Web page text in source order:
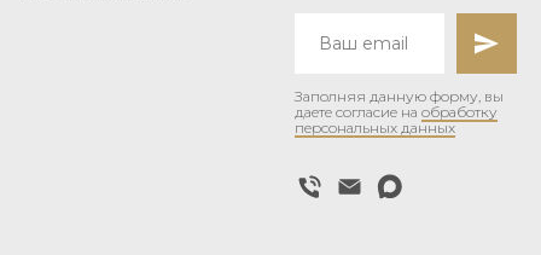
Заполняя данную форму, вы
даете согласие на обработку
персональных данных